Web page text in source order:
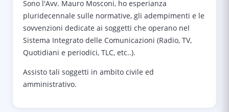
Sono l'Avv. Mauro Mosconi, ho esperianza
pluridecennale sulle normative, gli adempimenti e le
sovvenzioni dedicate ai soggetti che operano nel
Sistema Integrato delle Comunicazioni (Radio, TV,
Quotidiani e periodici, TLC, etc..).
Assisto tali soggetti in ambito civile ed
amministrativo.